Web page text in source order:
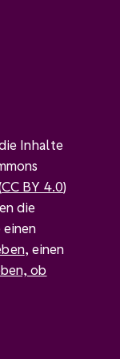
Inhalte
CC BY 4.0)
die
einen
, einen
ob